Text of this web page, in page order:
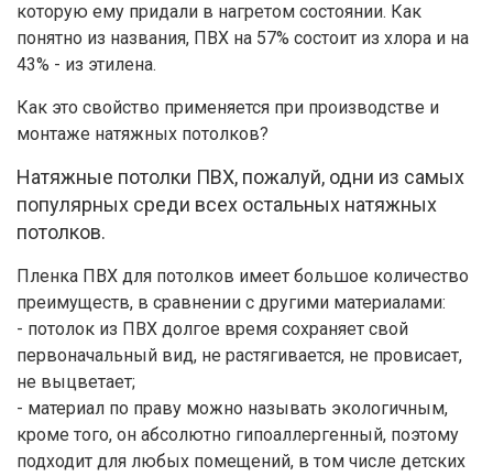
которую ему придали в нагретом состоянии. Как
понятно из названия, ПВХ на 57% состоит из хлора и на
43% - из этилена.
Как это свойство применяется при производстве и
монтаже натяжных потолков?
Натяжные потолки ПВХ, пожалуй, одни из самых
популярных среди всех остальных натяжных
потолков.
Пленка ПВХ для потолков имеет большое количество
преимуществ, в сравнении с другими материалами:
- потолок из ПВХ долгое время сохраняет свой
первоначальный вид, не растягивается, не провисает,
не выцветает;
- материал по праву можно называть экологичным,
кроме того, он абсолютно гипоаллергенный, поэтому
подходит для любых помещений, в том числе детских